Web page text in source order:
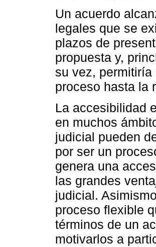
Un acuerdo
legales que se
plazos de
propuesta y,
su vez,
proceso hasta la
La accesibilidad
en muchos
judicial pueden
por ser un
genera una
las grandes
judicial.
proceso flexible
términos de un
motivarlos a